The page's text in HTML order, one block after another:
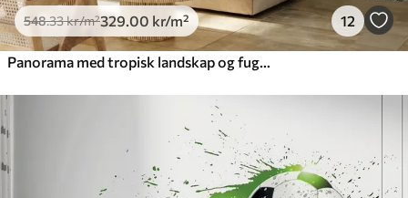
548.33kr/m²329 .00 kr/m² 12